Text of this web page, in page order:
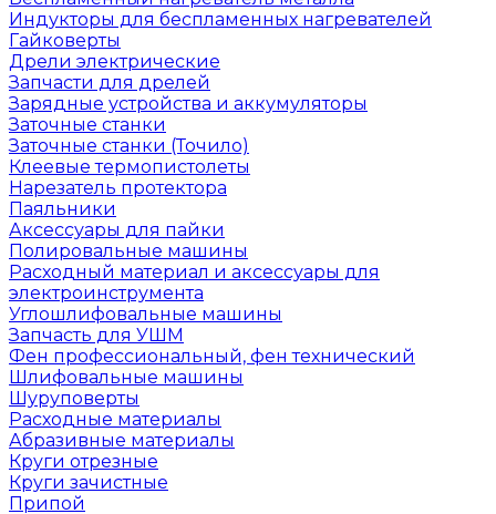
Индукторы для беспламенных нагревателей
Гайковерты
Дрели электрические
Запчасти для дрелей
Зарядные устройства и аккумуляторы
Заточные станки
Заточные станки (Точило)
Клеевые термопистолеты
Нарезатель протектора
Паяльники
Аксессуары для пайки
Полировальные машины
Расходный материал и аксессуары для
электроинструмента
Углошлифовальные машины
Запчасть для УШМ
Фен профессиональный, фен технический
Шлифовальные машины
Шуруповерты
Расходные материалы
Абразивные материалы
Круги отрезные
Круги зачистные
Припой